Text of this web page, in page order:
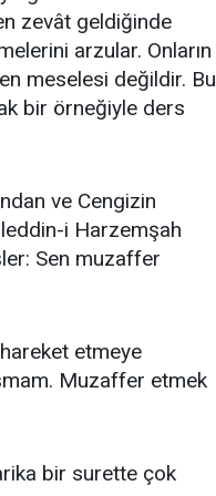
zevât geldiğinde
arzular. Onların
meselesi değildir. Bu
bir örneğiyle ders
ve Cengizin
i Harzemşah
Sen muzaffer
hareket etmeye
Muzaffer etmek
bir surette çok